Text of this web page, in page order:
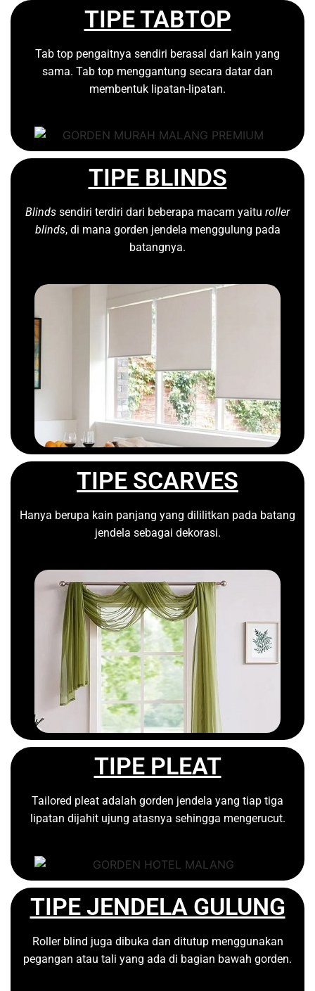
TIPE TABTOP
Tab top pengaitnya sendiri berasal dari kain yang
sama. Tab top menggantung secara datar dan
membentuk lipatan-lipatan.
TIPE BLINDS
Blinds sendiri terdiri dari beberapa macam yaitu roller
blinds, di mana gorden jendela menggulung pada
batangnya.
TIPE SCARVES
Hanya berupa kain panjang yang dililitkan pada batang
jendela sebagai dekorasi.
TIPE PLEAT
Tailored pleat adalah gorden jendela yang tiap tiga
lipatan dijahit ujung atasnya sehingga mengerucut.
TIPE JENDELA GULUNG
Roller blind juga dibuka dan ditutup menggunakan
pegangan atau tali yang ada di bagian bawah gorden.